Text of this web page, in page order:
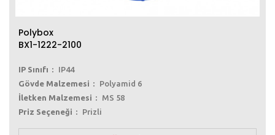
Polybox
BX1-1222-2100
IP Sınıfı
IP44
Gövde Malzemesi
Polyamid 6
İletken Malzemesi
MS 58
Priz Seçeneği
Prizli